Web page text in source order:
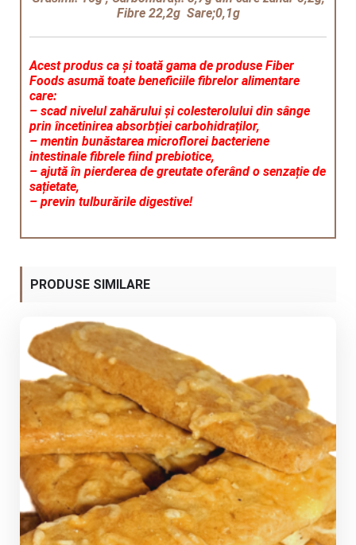
Fibre 22,2g Sare;0,1g
Acest produs ca și toată gama de produse Fiber
Foods asumă toate beneficiile fibrelor alimentare
care:
– scad nivelul zahărului și colesterolului din sânge
prin încetinirea absorbției carbohidraților,
– mentin bunăstarea microflorei bacteriene
intestinale fibrele fiind prebiotice,
– ajută în pierderea de greutate oferând o senzație de
sațietate,
– previn tulburările digestive!
PRODUSE SIMILARE